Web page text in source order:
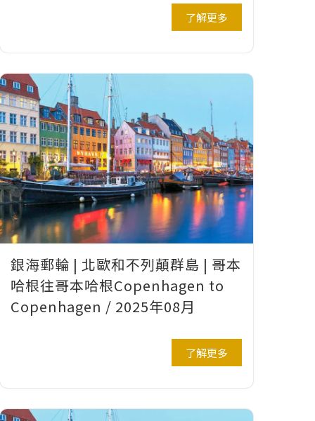
了解更多
銀海郵輪 | 北歐和不列顛群島 | 哥本
哈根往哥本哈根Copenhagen to
Copenhagen / 2025年08月
了解更多